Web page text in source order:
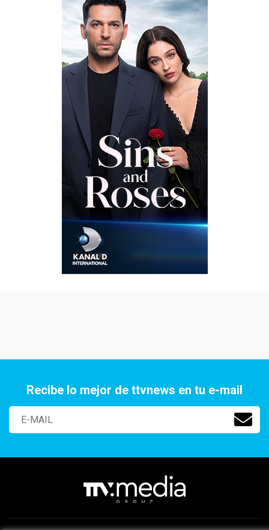
Recibe lo mejor de ttvnews en tu e-mail